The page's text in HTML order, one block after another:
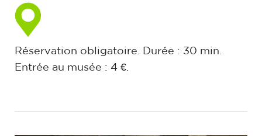
Réservation obligatoire. Durée : 30 min.
Entrée au musée : 4 €.